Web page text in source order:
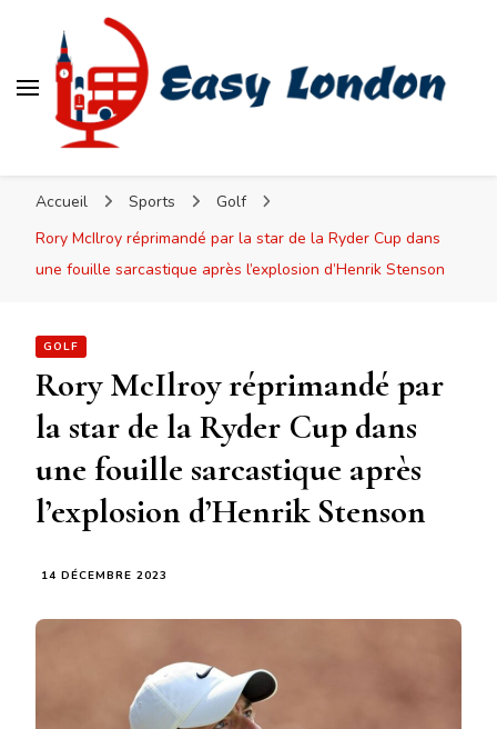
Accueil Sports
Golf
Rory McIlroy réprimandé par la star de la Ryder Cup dans
une fouille sarcastique après l’explosion d’Henrik Stenson
GOLF
Rory McIlroy réprimandé par
la star de la Ryder Cup dans
une fouille sarcastique après
l’explosion d’Henrik Stenson
14 DÉCEMBRE 2023